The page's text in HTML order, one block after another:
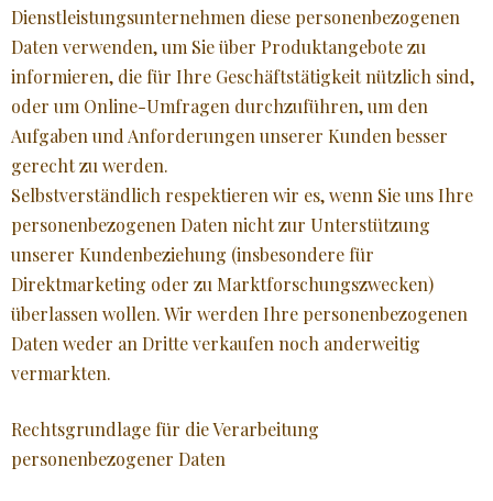
Dienstleistungsunternehmen diese personenbezogenen
Daten verwenden, um Sie über Produktangebote zu
informieren, die für Ihre Geschäftstätigkeit nützlich sind,
oder um Online-Umfragen durchzuführen, um den
Aufgaben und Anforderungen unserer Kunden besser
gerecht zu werden.
Selbstverständlich respektieren wir es, wenn Sie uns Ihre
personenbezogenen Daten nicht zur Unterstützung
unserer Kundenbeziehung (insbesondere für
Direktmarketing oder zu Marktforschungszwecken)
überlassen wollen. Wir werden Ihre personenbezogenen
Daten weder an Dritte verkaufen noch anderweitig
vermarkten.
Rechtsgrundlage für die Verarbeitung
personenbezogener Daten